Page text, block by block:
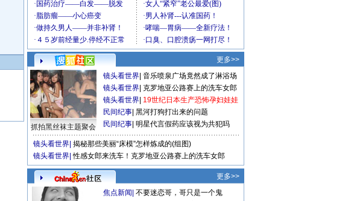
更多>>
抓拍黑丝袜主题聚会
镜头看世界 音乐喷泉广场竟然成了淋浴场
镜头看世界 克罗地亚公路赛上的洗车女郎
镜头看世界 19世纪日本生产恐怖孕妇娃娃
民间纪事 黑河打狗打出来的问题
民间纪事 明星代言假药应该视为共犯吗
镜头看世界 揭秘那些美丽“床模”怎样炼成的(组图)
镜头看世界 性感女郎来洗车！克罗地亚公路赛上的洗车女郎
更多>>
焦点新闻 不要迷恋哥，哥只是一个鬼